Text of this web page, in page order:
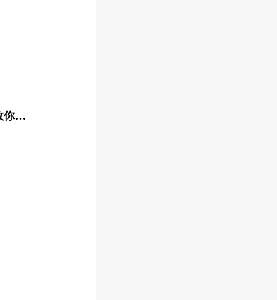
浙商银行承兑付款流程，商票圈教你操作！